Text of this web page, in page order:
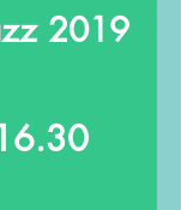
2019